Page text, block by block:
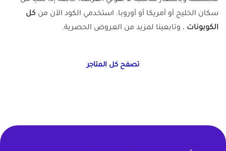
سكان الخليج أو أمريكا أو أوروبا. استخدمي الكود الآن من كل
الكوبونات ، وتابعينا لمزيد من العروض الحصرية.
تصفح كل المتاجر